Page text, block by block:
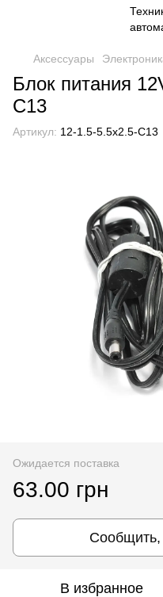
Аксессуары
Блок питания
C13
Артикул: 12-1.5-5.5x2.5-C13
Ожидается поставка
63.00 грн
Сообщить,
В избранное